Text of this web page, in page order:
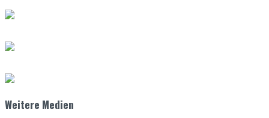
Weitere Medien